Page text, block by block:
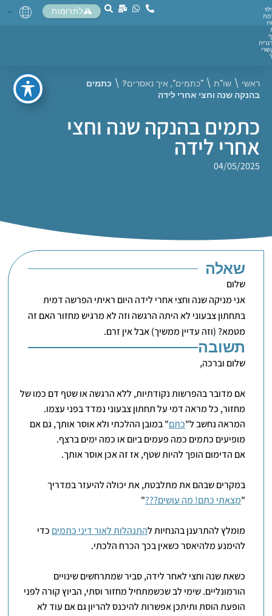
לתרומות
ראשי \ שו"ת \ "כתמים", איך נאסרים? \ כתמים
בהנקה שנה וחצי אחרי לידה
כתמים בהנקה שנה וחצי
אחרי לידה
04/05/2025
שאלה
שלום
אני מניקה שנה וחצי אחרי לידה היום ראיתי הפרשה דמית
בתחתון צבעוני לא היתה הרגשה וזה לא מרגיש מחזור האם זה
מטמא? (וזה עדיין ממשיך) אבל אין זרם.
תשובה
שלום וברכה,
אם מדובר בהפרשות נקודתיות, ללא הרגשה או שטף דם כמו של
מחזור, כל מראה דמי על תחתון צבעוני נמדד בפני עצמו.
המראה נחשב ל"כתם" במובן ההלכתי ולא אוסר אותך, גם אם
מופיעים כתמים כמה פעמים ביום או כמה ימים ברצף.
אם הדימום הופך להיות שטף, אז זה אכן אוסר אותך.
במקרים שבהם את מתלבטת, את יכולה להיעזר במדריך
"מצאתי כתם! מה עושים???"
מומלץ להתרענן בהנחיות להתנהלות לאור דיני כתמים כדי
להימנע מלהיאסר כשאין בכך הכרח הלכתי.
כשאת שנה וחצי לאחר לידה, סביר שמתרחשים שינויים
הורמונליים. שימי לב שכשמתחיל מחזור וסתי, הביוץ קורה לפני
הופעת הוסת ותיתכן אפשרות להיכנס להריון גם אם עוד לא